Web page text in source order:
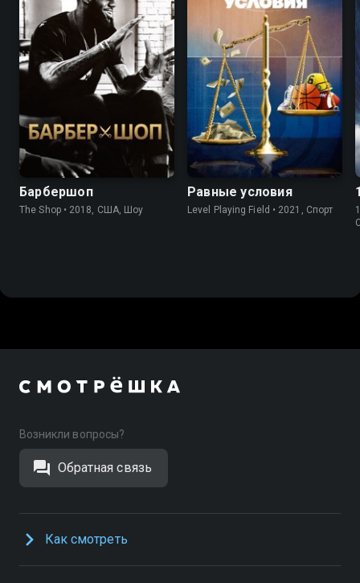
7.1 6.8
Барбершоп
The Shop • 2018, США, Шоу
6.9
Равные условия
Level Playing Field • 2021, Спорт
Возникли вопросы?
Обратная связь
Как смотреть